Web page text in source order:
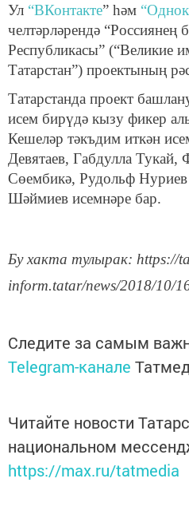
Ул “ВКонтакте” һәм
челтәрләрендә “Россиянең
Республикасы” (“Великие
Татарстан”) проектының
Татарстанда проект
исем бирүдә кызу фикер
Кешеләр тәкъдим иткән
Девятаев, Габдулла
Сөембикә, Рудольф
Шәймиев исемнәре бар.
Бу хакта тулырак: https://
inform.tatar/news/2018/10/
Следите за самым
Telegram-канале
Читайте новости
национальном
https://max.ru/tatmedia